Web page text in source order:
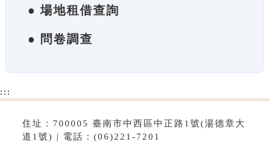
● 場地租借查詢
● 問卷調查
:::
住址：700005 臺南市中西區中正路1號(湯德章大
道1號) | 電話：(06)221-7201